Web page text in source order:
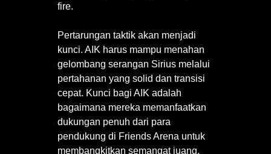
fire.
Pertarungan taktik akan menjadi
kunci. AIK harus mampu menahan
gelombang serangan Sirius melalui
pertahanan yang solid dan transisi
cepat. Kunci bagi AIK adalah
bagaimana mereka memanfaatkan
dukungan penuh dari para
pendukung di Friends Arena untuk
membangkitkan semangat juang.